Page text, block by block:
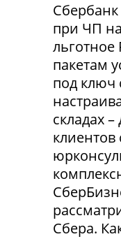
при ЧП
пакетам
под ключ
складах
Сбера.